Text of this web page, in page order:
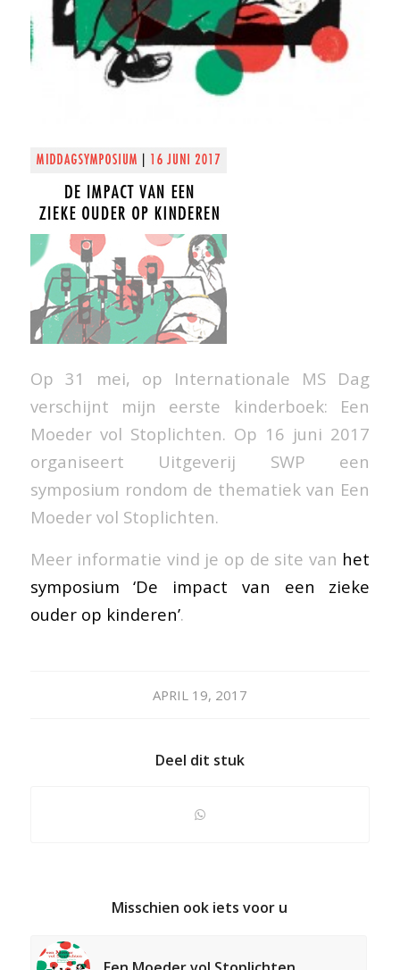
Op 31 mei, op Internationale MS Dag
verschijnt mijn eerste kinderboek: Een
Moeder vol Stoplichten. Op 16 juni 2017
organiseert Uitgeverij SWP een
symposium rondom de thematiek van Een
Moeder vol Stoplichten.
Meer informatie vind je op de site van het
symposium ‘De impact van een zieke
ouder op kinderen’.
APRIL 19, 2017
Deel dit stuk
Misschien ook iets voor u